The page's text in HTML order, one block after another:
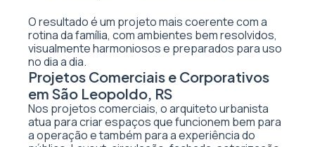
O resultado é um projeto mais coerente com a
rotina da família, com ambientes bem resolvidos,
visualmente harmoniosos e preparados para uso
no dia a dia.
Projetos Comerciais e Corporativos
em São Leopoldo, RS
Nos projetos comerciais, o arquiteto urbanista
atua para criar espaços que funcionem bem para
a operação e também para a experiência do